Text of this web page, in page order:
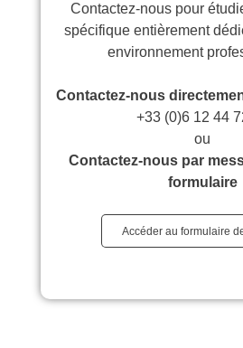
Contactez-nous pour
spécifique entièrement
environnement
Contactez-nous
+33 (0)6 12 44
ou
Contactez-nous par
formulaire
Accéder au formulaire